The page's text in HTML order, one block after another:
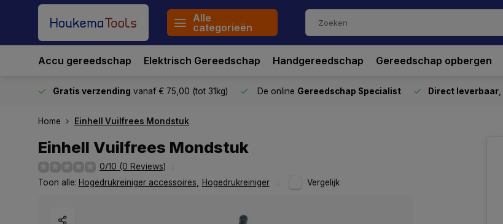
Alle
categorieën
Accu gereedschap Elektrisch Gereedschap Handgereedschap Gereedschap opbergen
Gratis verzending vanaf € 75,00 (tot 31kg) De online Gereedschap Specialist Direct leverbaar
Home Einhell Vuilfrees Mondstuk
Einhell Vuilfrees Mondstuk
0/10 (0 Reviews)
Toon alle: Hogedrukreiniger accessoires Hogedrukreiniger Vergelijk